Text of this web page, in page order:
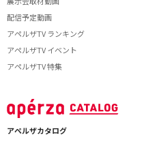
配信予定動画
アペルザTV ランキング
アペルザTV イベント
アペルザTV 特集
アペルザカタログ